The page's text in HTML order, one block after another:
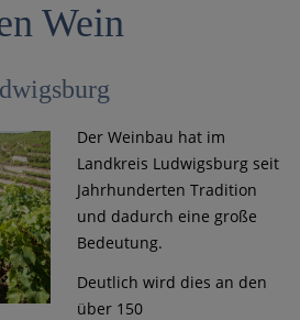
Wein
Der Weinbau hat im
Landkreis Ludwigsburg seit
Jahrhunderten Tradition
und dadurch eine große
Bedeutung.
Deutlich wird dies an den
über 150